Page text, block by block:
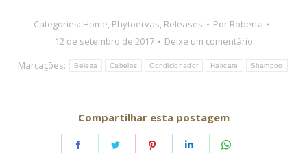
Categories: Home, Phytoervas, Releases Por Roberta
12 de setembro de 2017
Deixe um comentário
Marcações:
Beleza Cabelos Condicionador Haircare Shampoo
Compartilhar esta postagem
Share
Share
Share
Share